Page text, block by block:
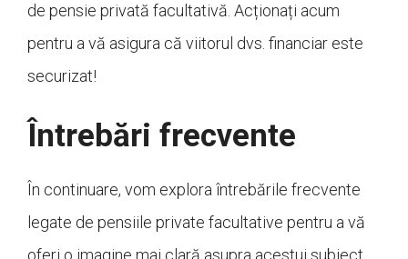
de pensie privată facultativă. Acționați acum
pentru a vă asigura că viitorul dvs. financiar este
securizat!
Întrebări frecvente
În continuare, vom explora întrebările frecvente
legate de pensiile private facultative pentru a vă